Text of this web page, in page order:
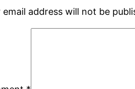
email address will not be